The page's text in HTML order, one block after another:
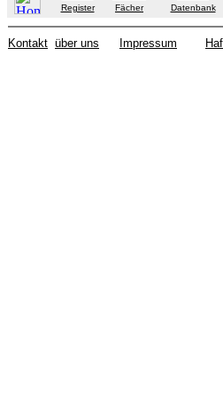
Register
Fächer Datenbank
Kontakt über uns Impressum